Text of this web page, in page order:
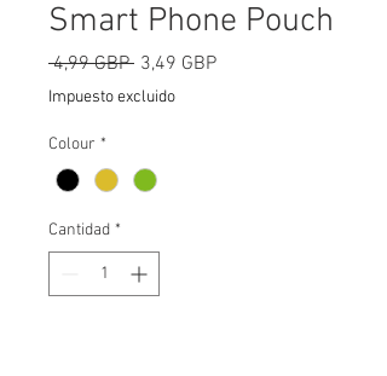
Smart Phone Pouch
4,99 GBP Precio
3,49 GBPPrecio
Impuesto excluido
Colour *
Cantidad *